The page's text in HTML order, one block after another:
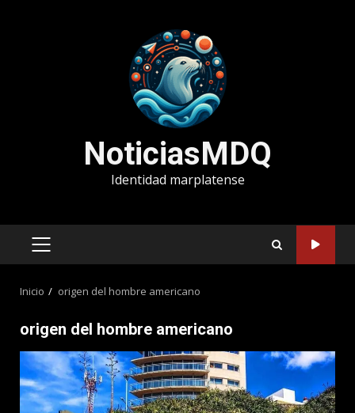
NoticiasMDQ
Identidad marplatense
MENÚ
Inicio origen del hombre americano
origen del hombre americano